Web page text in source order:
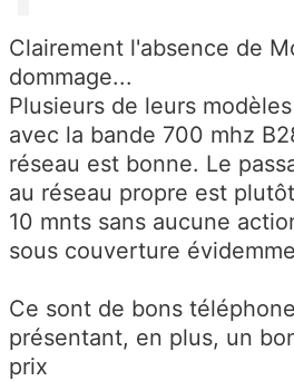
Clairement l'absence de
dommage...
Plusieurs de leurs
avec la bande 700 mhz
réseau est bonne. Le
au réseau propre est
10 mnts sans aucune
sous couverture
Ce sont de bons
présentant, en plus, un
prix